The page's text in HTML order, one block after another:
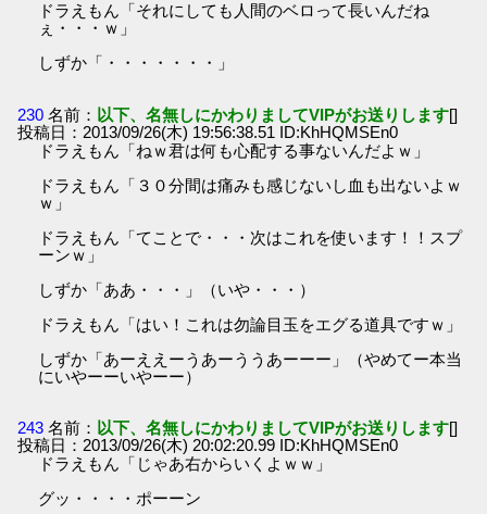
ドラえもん「それにしても人間のベロって長いんだね
ぇ・・・ｗ」
しずか「・・・・・・・」
230 名前： 以下、名無しにかわりましてVIPがお送りします[]
投稿日：2013/09/26(木) 19:56:38.51 ID:KhHQMSEn0
ドラえもん「ねｗ君は何も心配する事ないんだよｗ」
ドラえもん「３０分間は痛みも感じないし血も出ないよｗ
ｗ」
ドラえもん「てことで・・・次はこれを使います！！スプ
ーンｗ」
しずか「ああ・・・」（いや・・・）
ドラえもん「はい！これは勿論目玉をエグる道具ですｗ」
しずか「あーええーうあーううあーーー」（やめてー本当
にいやーーいやーー）
243 名前： 以下、名無しにかわりましてVIPがお送りします[]
投稿日：2013/09/26(木) 20:02:20.99 ID:KhHQMSEn0
ドラえもん「じゃあ右からいくよｗｗ」
グッ・・・・ポーーン